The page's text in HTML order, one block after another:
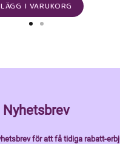
LÄGG I VARUKORG
Nyhetsbrev
för att få tidiga rabatt-